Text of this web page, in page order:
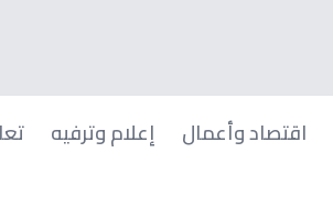
اقتصاد وأعمال إعلام وترفيه